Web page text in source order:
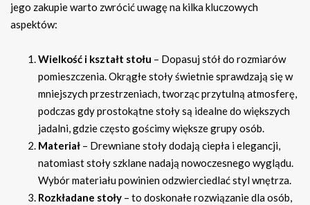
jego zakupie warto zwrócić uwagę na kilka kluczowych
aspektów:
Wielkość i kształt stołu – Dopasuj stół do rozmiarów
pomieszczenia. Okrągłe stoły świetnie sprawdzają się w
mniejszych przestrzeniach, tworząc przytulną atmosferę,
podczas gdy prostokątne stoły są idealne do większych
jadalni, gdzie często gościmy większe grupy osób.
Materiał – Drewniane stoły dodają ciepła i elegancji,
natomiast stoły szklane nadają nowoczesnego wyglądu.
Wybór materiału powinien odzwierciedlać styl wnętrza.
Rozkładane stoły – to doskonałe rozwiązanie dla osób,